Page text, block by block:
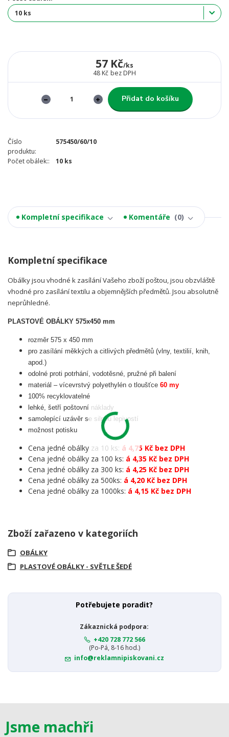
57 Kč/ks
48 Kč bez DPH
Přidat do košíku
Číslo
produktu:
575450/60/10
Počet obálek:: 10 ks
Kompletní specifikace Komentáře 0
Kompletní specifikace
Obálky jsou vhodné k zasílání Vašeho zboží poštou, jsou obzvláště
vhodné pro zasílání textilu a objemnějších předmětů. Jsou absolutně
neprůhledné.
PLASTOVÉ OBÁLKY 575x450 mm
rozměr 575 x 450 mm
pro zasílání měkkých a citlivých předmětů (vlny, textilií, knih,
apod.)
odolné proti potrhání, vodotěsné, pružné při balení
materiál – vícevrstvý polyethylén o tloušťce 60 my
100% recyklovatelné
lehké, šetří poštovní náklady
samolepící uzávěr se silnou lepivostí
možnost potisku
Cena jedné obálky za 10 ks: á 4,75 Kč bez DPH
Cena jedné obálky za 100 ks: á 4,35 Kč bez DPH
Cena jedné obálky za 300 ks: á 4,25 Kč bez DPH
Cena jedné obálky za 500ks: á 4,20 Kč bez DPH
Cena jedné obálky za 1000ks: á 4,15 Kč bez DPH
Zboží zařazeno v kategoriích
OBÁLKY
PLASTOVÉ OBÁLKY - SVĚTLE ŠEDÉ
Potřebujete poradit?
Zákaznická podpora:
+420 728 772 566
(Po-Pá, 8-16 hod.)
info@reklamnipiskovani.cz
Jsme machři